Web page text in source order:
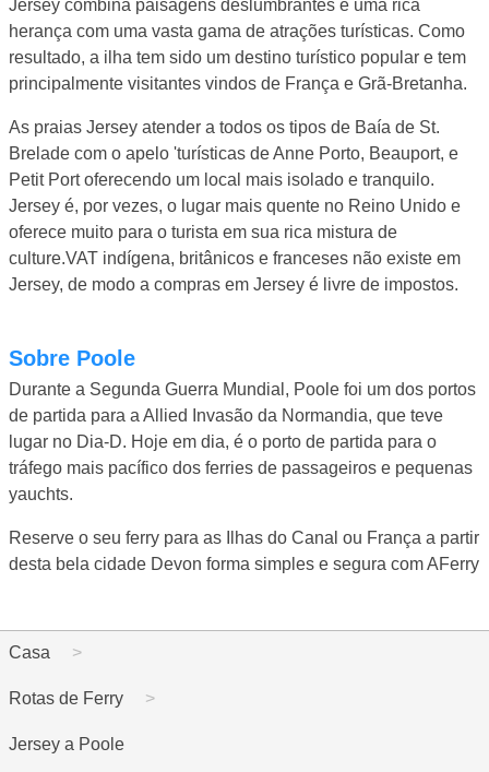
Jersey combina paisagens deslumbrantes e uma rica
herança com uma vasta gama de atrações turísticas. Como
resultado, a ilha tem sido um destino turístico popular e tem
principalmente visitantes vindos de França e Grã-Bretanha.
As praias Jersey atender a todos os tipos de Baía de St.
Brelade com o apelo 'turísticas de Anne Porto, Beauport, e
Petit Port oferecendo um local mais isolado e tranquilo.
Jersey é, por vezes, o lugar mais quente no Reino Unido e
oferece muito para o turista em sua rica mistura de
culture.VAT indígena, britânicos e franceses não existe em
Jersey, de modo a compras em Jersey é livre de impostos.
Sobre Poole
Durante a Segunda Guerra Mundial, Poole foi um dos portos
de partida para a Allied Invasão da Normandia, que teve
lugar no Dia-D. Hoje em dia, é o porto de partida para o
tráfego mais pacífico dos ferries de passageiros e pequenas
yauchts.
Reserve o seu ferry para as Ilhas do Canal ou França a partir
desta bela cidade Devon forma simples e segura com AFerry
Casa
Rotas de Ferry
Jersey a Poole